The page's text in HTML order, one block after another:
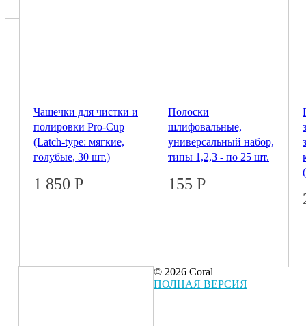
Чашечки для чистки и
полировки Pro-Cup
(Latch-type: мягкие,
голубые, 30 шт.)
1 850 Р
Полоски
шлифовальные,
универсальный набор,
типы 1,2,3 - по 25 шт.
155 Р
© 2026 Coral
ПОЛНАЯ ВЕРСИЯ